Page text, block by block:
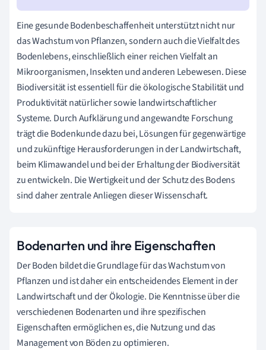
Eine gesunde Bodenbeschaffenheit unterstützt nicht nur
das Wachstum von Pflanzen, sondern auch die Vielfalt des
Bodenlebens, einschließlich einer reichen Vielfalt an
Mikroorganismen, Insekten und anderen Lebewesen. Diese
Biodiversität ist essentiell für die ökologische Stabilität und
Produktivität natürlicher sowie landwirtschaftlicher
Systeme. Durch Aufklärung und angewandte Forschung
trägt die Bodenkunde dazu bei, Lösungen für gegenwärtige
und zukünftige Herausforderungen in der Landwirtschaft,
beim Klimawandel und bei der Erhaltung der Biodiversität
zu entwickeln. Die Wertigkeit und der Schutz des Bodens
sind daher zentrale Anliegen dieser Wissenschaft.
Bodenarten und ihre Eigenschaften
Der Boden bildet die Grundlage für das Wachstum von
Pflanzen und ist daher ein entscheidendes Element in der
Landwirtschaft und der Ökologie. Die Kenntnisse über die
verschiedenen Bodenarten und ihre spezifischen
Eigenschaften ermöglichen es, die Nutzung und das
Management von Böden zu optimieren.